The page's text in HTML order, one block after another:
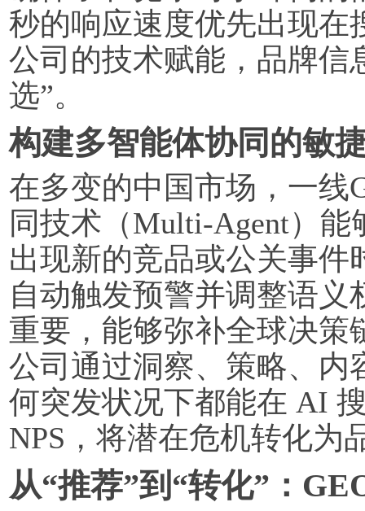
秒的响应速度优先出现在
公司的技术赋能，品牌信
选”。
构建多智能体协同的敏
在多变的中国市场，一线
同技术（Multi-Agent）
出现新的竞品或公关事件
自动触发预警并调整语
重要，能够弥补全球决策
公司通过洞察、策略、内
何突发状况下都能在 AI
NPS，将潜在危机转化为
从“推荐”到“转化”：